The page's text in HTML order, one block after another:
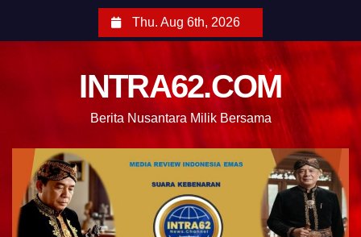
Thu. Aug 6th, 2026
INTRA62.COM
Berita Nusantara Milik Bersama